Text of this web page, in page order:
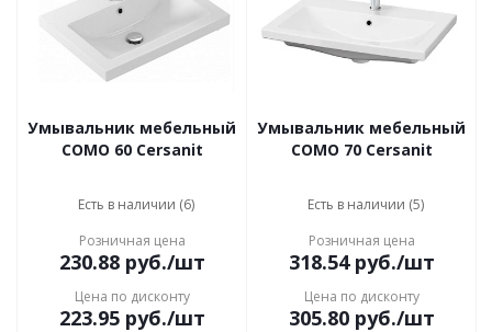
Умывальник мебельный
COMO 60 Cersanit
Есть в наличии (6)
Розничная цена
230.88руб./шт
Цена по дисконту
223.95руб./шт
Умывальник мебельный
COMO 70 Cersanit
Есть в наличии (5)
Розничная цена
318.54руб./шт
Цена по дисконту
305.80руб./шт